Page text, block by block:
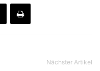
Nächster Artikel